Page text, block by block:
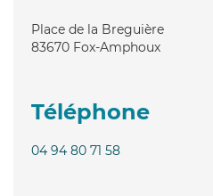
Place de la Breguière
83670 Fox-Amphoux
Téléphone
04 94 80 71 58